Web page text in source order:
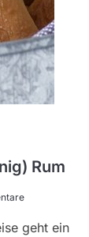
Rum
geht ein